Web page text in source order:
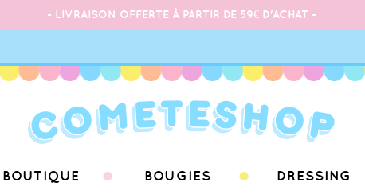
- LIVRAISON OFFERTE À PARTIR DE 59€ D'ACHAT -
BOUTIQUE BOUGIES DRESSING